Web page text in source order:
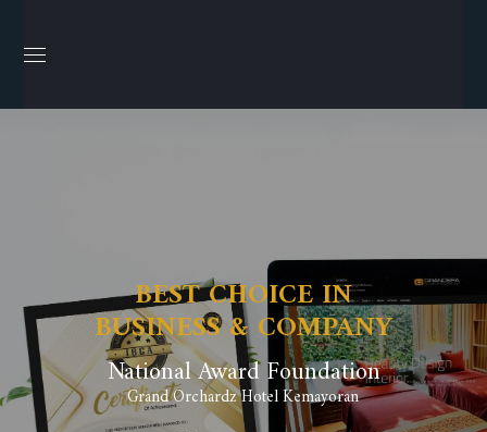
BEST CHOICE IN
BUSINESS & COMPANY
National Award Foundation
Grand Orchardz Hotel Kemayoran